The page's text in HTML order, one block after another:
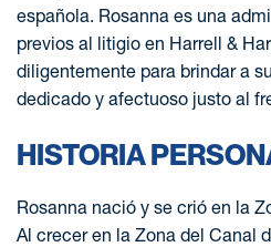
española. Rosanna es una
previos al litigio en Harrell &
diligentemente para brindar a
dedicado y afectuoso justo al
HISTORIA
Rosanna nació y se crió en la
Al crecer en la Zona del Canal